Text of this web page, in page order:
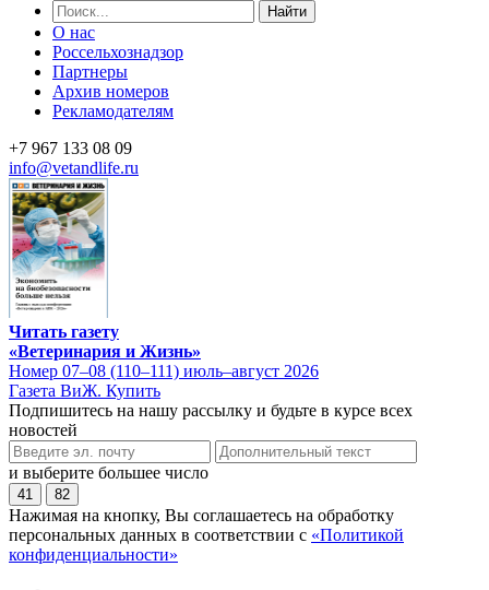
Найти
О нас
Россельхознадзор
Партнеры
Архив номеров
Рекламодателям
+7 967 133 08 09
info@vetandlife.ru
Читать газету
«Ветеринария и Жизнь»
Номер 07–08 (110–111) июль–август 2026
Газета ВиЖ. Купить
Подпишитесь на нашу рассылку и будьте в курсе всех
новостей
и выберите большее число
41 82
Нажимая на кнопку, Вы соглашаетесь на обработку
персональных данных в соответствии с «Политикой
конфиденциальности»